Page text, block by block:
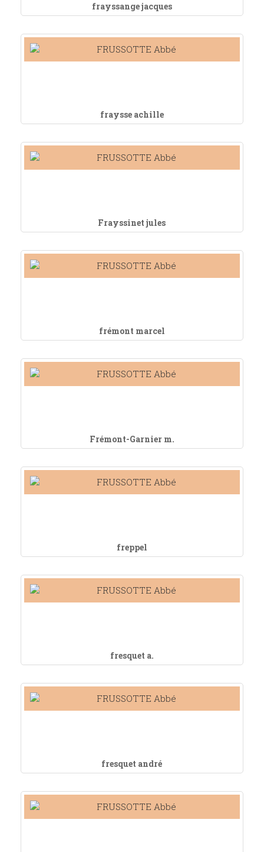
frayssange jacques
fraysse achille
Frayssinet jules
frémont marcel
Frémont-Garnier m.
freppel
fresquet a.
fresquet andré